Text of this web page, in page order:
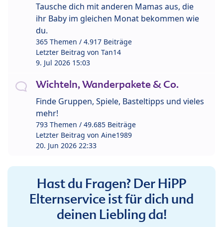
Tausche dich mit anderen Mamas aus, die
ihr Baby im gleichen Monat bekommen wie
du.
365 Themen / 4.917 Beiträge
Letzter Beitrag von Tan14
9. Jul 2026 15:03
Wichteln, Wanderpakete & Co.
Finde Gruppen, Spiele, Basteltipps und vieles
mehr!
793 Themen / 49.685 Beiträge
Letzter Beitrag von Aine1989
20. Jun 2026 22:33
Hast du Fragen? Der HiPP
Elternservice ist für dich und
deinen Liebling da!